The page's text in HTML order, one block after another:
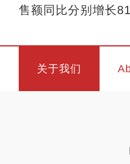
售额同比分别增长
关于我们